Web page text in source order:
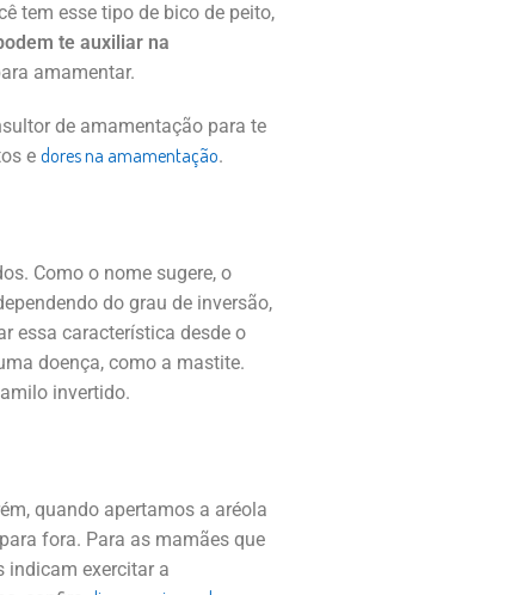
tem esse tipo de bico de peito,
te auxiliar na
amamentar.
de amamentação para te
e dores na amamentação.
Como o nome sugere, o
do grau de inversão,
essa característica desde o
doença, como a mastite.
invertido.
quando apertamos a aréola
fora. Para as mamães que
indicam exercitar a